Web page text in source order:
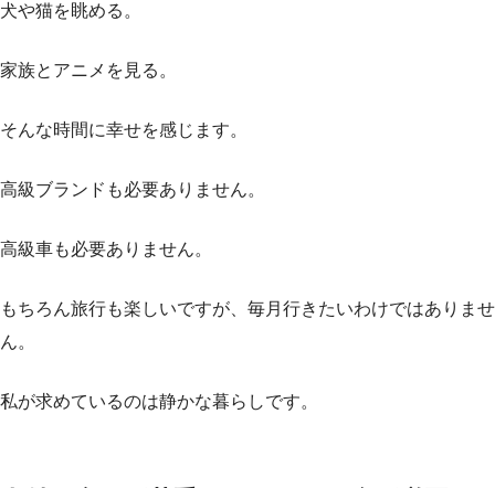
犬や猫を眺める。
家族とアニメを見る。
そんな時間に幸せを感じます。
高級ブランドも必要ありません。
高級車も必要ありません。
もちろん旅行も楽しいですが、毎月行きたいわけではありませ
ん。
私が求めているのは静かな暮らしです。